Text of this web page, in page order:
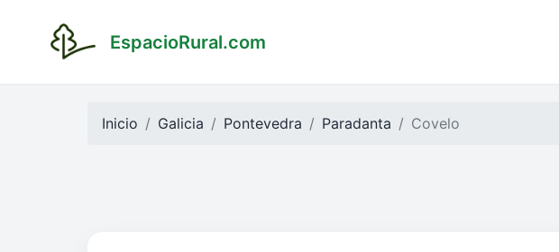
EspacioRural.com
Inicio Galicia Pontevedra Paradanta Covelo